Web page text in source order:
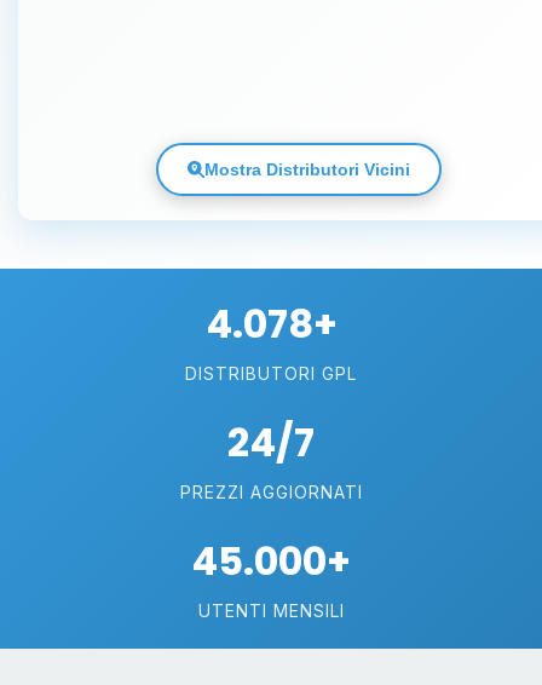
Mostra Distributori Vicini
4.078+
DISTRIBUTORI GPL
24/7
PREZZI AGGIORNATI
45.000+
UTENTI MENSILI